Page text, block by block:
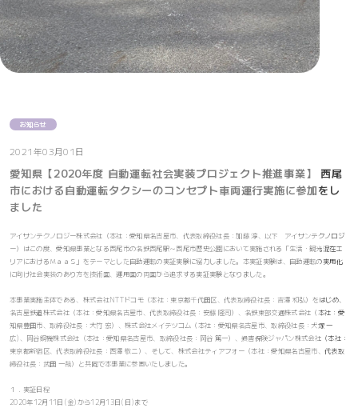
お知らせ
2021年03月01日
愛知県【2020年度 自動運転社会実装プロジェクト推進事業】 西尾
市における自動運転タクシーのコンセプト車両運行実施に参加をし
ました
アイサンテクノロジー株式会社（本社：愛知県名古屋市、代表取締役社長：加藤 淳、以下 アイサンテクノロジ
ー）はこの度、愛知県事業となる西尾市の名鉄西尾駅～西尾市歴史公園において実施される「生活・観光混在エ
リアにおけるＭａａＳ」をテーマとした自動運転の実証実験に協力しました。本実証実験は、自動運転の実用化
に向け社会実装のあり方を技術面、運用面の両面から追求する実証実験となりました。
本事業実施主体である、株式会社NTTドコモ（本社：東京都千代田区、代表取締役社長：吉澤 和弘）をはじめ、
名古屋鉄道株式会社（本社：愛知県名古屋市、代表取締役社長：安藤 隆司）、名鉄東部交通株式会社（本社：愛
知県豊田市、取締役社長：大竹 宏）、株式会社メイテツコム（本社：愛知県名古屋市、取締役社長：犬塚 一
広)、岡谷鋼機株式会社（本社：愛知県名古屋市、取締役社長：岡谷 篤一）、損害保険ジャパン株式会社（本社：
東京都新宿区、代表取締役社長：西澤 敬二）、そして、株式会社ティアフォー（本社：愛知県名古屋市、代表取
締役社長：武田 一哉）と共同で本事業に参画いたしました。
１．実証日程
2020年12月11日(金)から12月13日(日)まで